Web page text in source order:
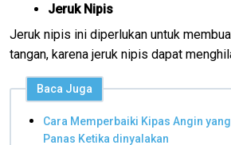
Jeruk Nipis
Jeruk nipis ini diperlukan untuk
tangan, karena jeruk nipis dapat
Baca Juga
Cara Memperbaiki Kipas Angin
Panas Ketika dinyalakan